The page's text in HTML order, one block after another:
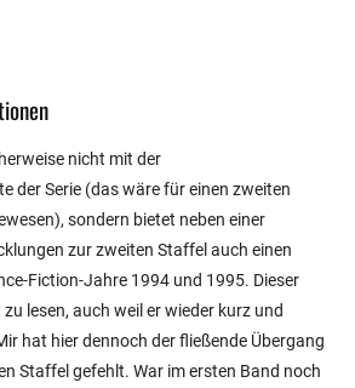
nicht mit der
der Serie (das wäre für einen zweiten
sondern bietet neben einer
zur zweiten Staffel auch einen
Fiction-Jahre 1994 und 1995. Dieser
lesen, auch weil er wieder kurz und
hat hier dennoch der fließende Übergang
Staffel gefehlt. War im ersten Band noch